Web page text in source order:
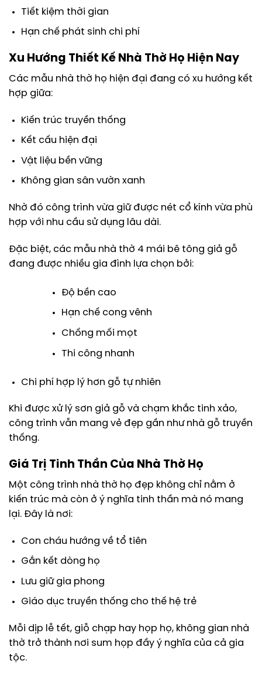
Tiết kiệm thời gian
Hạn chế phát sinh chi phí
Xu Hướng Thiết Kế Nhà Thờ Họ Hiện Nay
Các mẫu nhà thờ họ hiện đại đang có xu hướng kết
hợp giữa:
Kiến trúc truyền thống
Kết cấu hiện đại
Vật liệu bền vững
Không gian sân vườn xanh
Nhờ đó công trình vừa giữ được nét cổ kính vừa phù
hợp với nhu cầu sử dụng lâu dài.
Đặc biệt, các mẫu nhà thờ 4 mái bê tông giả gỗ
đang được nhiều gia đình lựa chọn bởi:
Độ bền cao
Hạn chế cong vênh
Chống mối mọt
Thi công nhanh
Chi phí hợp lý hơn gỗ tự nhiên
Khi được xử lý sơn giả gỗ và chạm khắc tinh xảo,
công trình vẫn mang vẻ đẹp gần như nhà gỗ truyền
thống.
Giá Trị Tinh Thần Của Nhà Thờ Họ
Một công trình nhà thờ họ đẹp không chỉ nằm ở
kiến trúc mà còn ở ý nghĩa tinh thần mà nó mang
lại. Đây là nơi:
Con cháu hướng về tổ tiên
Gắn kết dòng họ
Lưu giữ gia phong
Giáo dục truyền thống cho thế hệ trẻ
Mỗi dịp lễ tết, giỗ chạp hay họp họ, không gian nhà
thờ trở thành nơi sum họp đầy ý nghĩa của cả gia
tộc.